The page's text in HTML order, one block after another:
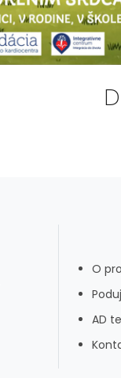
O
AD